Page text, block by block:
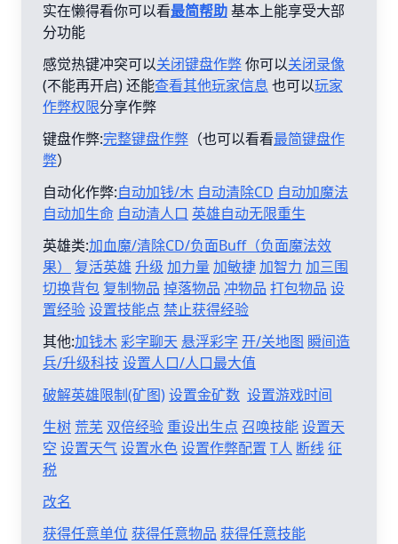
实在懒得看你可以看最简帮助基本上能享受大部
分功能
感觉热键冲突可以关闭键盘作弊你可以关闭录像
(不能再开启) 还能查看其他玩家信息 也可以玩家
作弊权限分享作弊
键盘作弊:完整键盘作弊 （也可以看看最简键盘作
弊）
自动化作弊:自动加钱/木 自动清除CD 自动加魔法
自动加生命 自动清人口 英雄自动无限重生
英雄类:加血魔/清除CD/负面Buff（负面魔法效
果）
复活英雄 升级 加力量 加敏捷加智力 加三围
切换背包 复制物品 掉落物品 冲物品 打包物品 设
置经验设置技能点 禁止获得经验
其他:加钱木彩字聊天 悬浮彩字 开/关地图 瞬间造
兵/升级科技 设置人口/人口最大值
破解英雄限制(矿图)设置金矿数 设置游戏时间
生树 荒芜 双倍经验 重设出生点 召唤技能设置天
空 设置天气设置水色设置作弊配置 T人 断线征
税
改名
获得任意单位 获得任意物品 获得任意技能